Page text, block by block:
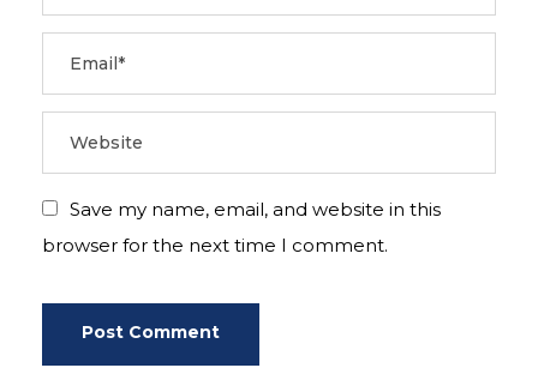
Save my name, email, and website in this
browser for the next time I comment.